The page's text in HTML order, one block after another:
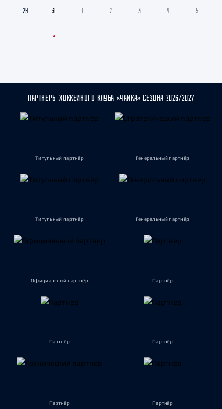
29 30 1 2 3 4 5
ПАРТНЁРЫ ХОККЕЙНОГО КЛУБА «ЧАЙКА» СЕЗОНА 2026/2027
Титульный партнёр Генеральный партнёр
Титульный партнёр Генеральный партнёр
Официальный партнёр Партнёр
Партнёр Партнёр
Партнёр Партнёр